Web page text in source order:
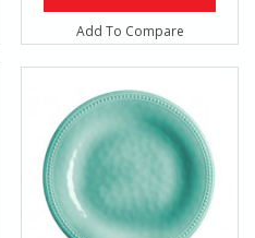
Add To Compare